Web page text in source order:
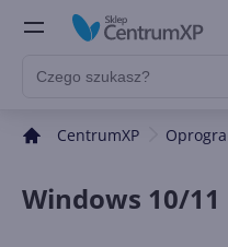
CentrumXP
Windows 10/11